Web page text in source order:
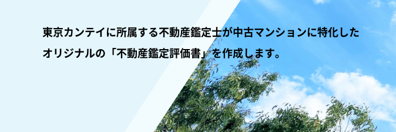
東京カンテイに所属する不動産鑑定士が中古マンションに特化した
オリジナルの「不動産鑑定評価書」を作成します。